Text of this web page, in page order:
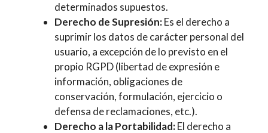
determinados supuestos.
Derecho de Supresión:Es el derecho a
suprimir los datos de carácter personal del
usuario, a excepción de lo previsto en el
propio RGPD (libertad de expresión e
información, obligaciones de
conservación, formulación, ejercicio o
defensa de reclamaciones, etc.).
Derecho a la Portabilidad:El derecho a